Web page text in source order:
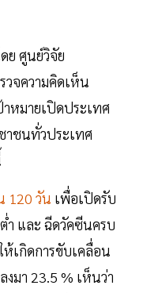
ย ศูนย์วิจัย
วจความคิดเห็น
หมายเปิดประเทศ
าชนทั่วประเทศ
120 วัน เพื่อเปิดรับ
ำ และ ฉีดวัคซีนครบ
เกิดการขับเคลื่อน
งมา 23.5 % เห็นว่า